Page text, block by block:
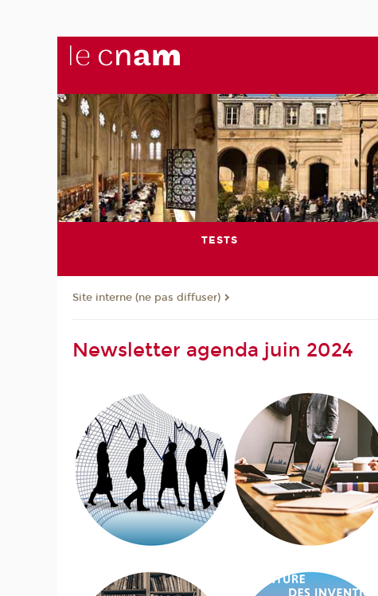
TESTS
Site interne (ne pas diffuser)
Newsletter agenda juin 2024